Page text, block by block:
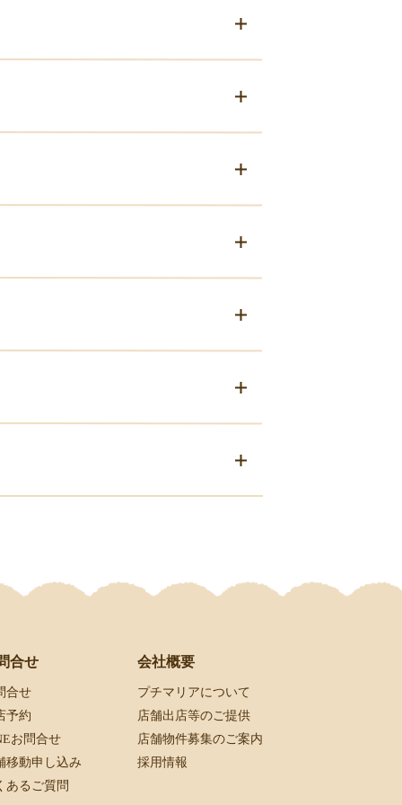
合せ
合せ
予約
お問合せ
移動申し込み
あるご質問
会社概要
プチマリアについて
店舗出店等のご提供
店舗物件募集のご案内
採用情報